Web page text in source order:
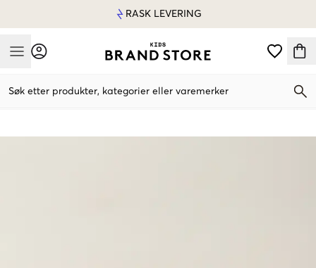
RASK LEVERING
Mobile Menu
Søk etter produkter, kategorier eller varemerker